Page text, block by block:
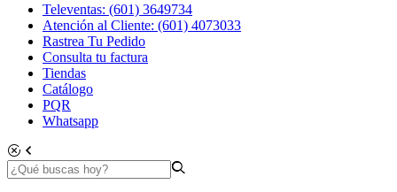
Televentas: (601) 3649734
Atención al Cliente: (601) 4073033
Rastrea Tu Pedido
Consulta tu factura
Tiendas
Catálogo
PQR
Whatsapp